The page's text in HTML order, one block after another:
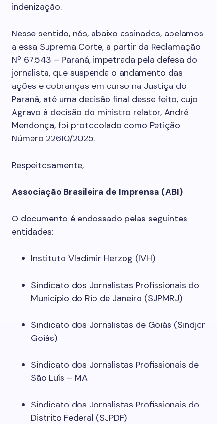
indenização.
Nesse sentido, nós, abaixo assinados, apelamos
a essa Suprema Corte, a partir da Reclamação
Nº 67.543 – Paraná, impetrada pela defesa do
jornalista, que suspenda o andamento das
ações e cobranças em curso na Justiça do
Paraná, até uma decisão final desse feito, cujo
Agravo à decisão do ministro relator, André
Mendonça, foi protocolado como Petição
Número 22610/2025.
Respeitosamente,
Associação Brasileira de Imprensa (ABI)
O documento é endossado pelas seguintes
entidades:
Instituto Vladimir Herzog (IVH)
Sindicato dos Jornalistas Profissionais do
Município do Rio de Janeiro (SJPMRJ)
Sindicato dos Jornalistas de Goiás (Sindjor
Goiás)
Sindicato dos Jornalistas Profissionais de
São Luís – MA
Sindicato dos Jornalistas Profissionais do
Distrito Federal (SJPDF)